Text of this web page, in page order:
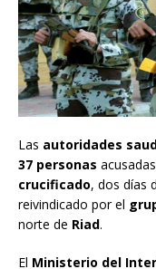
Las autoridades
37 personas
crucificado, dos días
reivindicado por el
norte de Riad.
El Ministerio del